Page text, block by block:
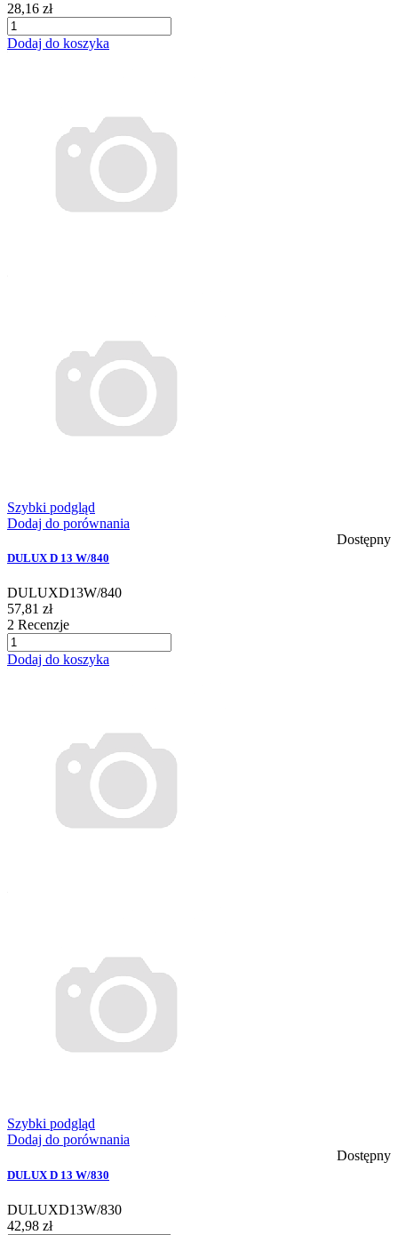
28,16 zł
Dodaj do koszyka
Szybki podgląd
Dodaj do porównania
Dostępny
DULUX D 13 W/840
DULUXD13W/840
57,81 zł
2 Recenzje
Dodaj do koszyka
Szybki podgląd
Dodaj do porównania
Dostępny
DULUX D 13 W/830
DULUXD13W/830
42,98 zł